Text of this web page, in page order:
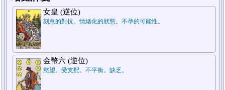
7.結論
女皇 (逆位)
刻意的對抗。情緒化的狀態。不孕的可能性。
金幣六 (逆位)
慾望。受支配。不平衡。缺乏。